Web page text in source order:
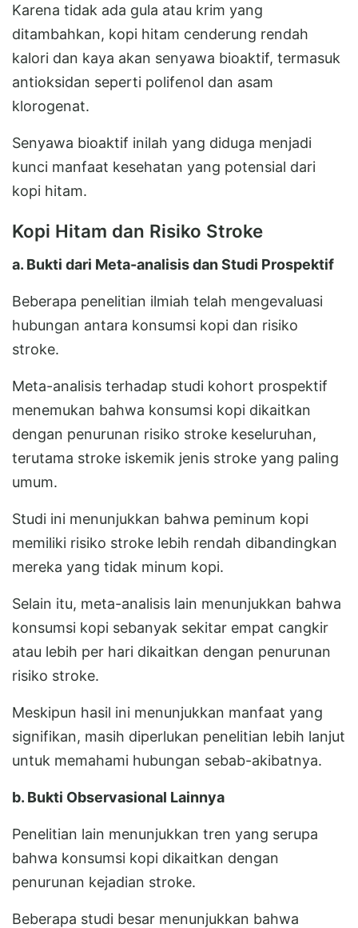
Karena tidak ada gula atau krim yang
ditambahkan, kopi hitam cenderung rendah
kalori dan kaya akan senyawa bioaktif, termasuk
antioksidan seperti polifenol dan asam
klorogenat.
Senyawa bioaktif inilah yang diduga menjadi
kunci manfaat kesehatan yang potensial dari
kopi hitam.
Kopi Hitam dan Risiko Stroke
a. Bukti dari Meta-analisis dan Studi Prospektif
Beberapa penelitian ilmiah telah mengevaluasi
hubungan antara konsumsi kopi dan risiko
stroke.
Meta-analisis terhadap studi kohort prospektif
menemukan bahwa konsumsi kopi dikaitkan
dengan penurunan risiko stroke keseluruhan,
terutama stroke iskemik jenis stroke yang paling
umum.
Studi ini menunjukkan bahwa peminum kopi
memiliki risiko stroke lebih rendah dibandingkan
mereka yang tidak minum kopi.
Selain itu, meta-analisis lain menunjukkan bahwa
konsumsi kopi sebanyak sekitar empat cangkir
atau lebih per hari dikaitkan dengan penurunan
risiko stroke.
Meskipun hasil ini menunjukkan manfaat yang
signifikan, masih diperlukan penelitian lebih lanjut
untuk memahami hubungan sebab-akibatnya.
b. Bukti Observasional Lainnya
Penelitian lain menunjukkan tren yang serupa
bahwa konsumsi kopi dikaitkan dengan
penurunan kejadian stroke.
Beberapa studi besar menunjukkan bahwa